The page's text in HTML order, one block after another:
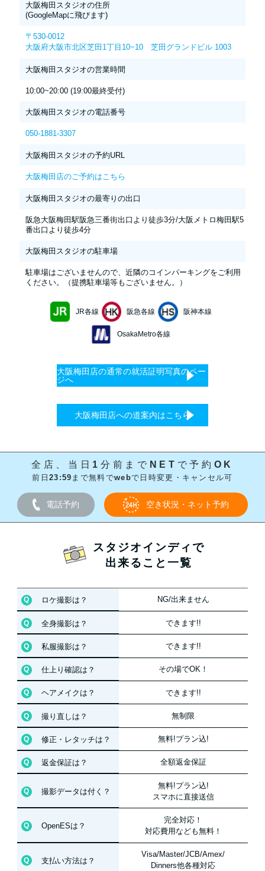
大阪梅田スタジオの住所
(GoogleMapに飛びます)
〒530-0012
大阪府大阪市北区芝田1丁目10−10 芝田グランドビル 1003
大阪梅田スタジオの営業時間
10:00~20:00 (19:00最終受付)
大阪梅田スタジオの電話番号
050-1881-3307
大阪梅田スタジオの予約URL
大阪梅田店のご予約はこちら
大阪梅田スタジオの最寄りの出口
阪急大阪梅田駅阪急三番街出口より徒歩3分/大阪メトロ梅田駅5
番出口より徒歩4分
大阪梅田スタジオの駐車場
駐車場はございませんので、近隣のコインパーキングをご利用
ください。（提携駐車場等もございません。）
JR各線 阪急各線 阪神本線
OsakaMetro各線
大阪梅田店の通常の就活証明写真のペー
ジへ
大阪梅田店への道案内はこちら
全店、当日1分前までNETで予約OK
前日23:59まで無料でwebで日時変更・キャンセル可
電話予約 空き状況・ネット予約
スタジオインディで
出来ること一覧
ロケ撮影は？ NG/出来ません
全身撮影は？ できます!!
私服撮影は？ できます!!
仕上り確認は？ その場でOK！
ヘアメイクは？ できます!!
撮り直しは？ 無制限
修正・レタッチは？ 無料!プラン込!
返金保証は？ 全額返金保証
撮影データは付く？
無料!プラン込!
スマホに直接送信
OpenESは？
完全対応！
対応費用なども無料！
支払い方法は？
Visa/Master/JCB/Amex/
Dinners他各種対応